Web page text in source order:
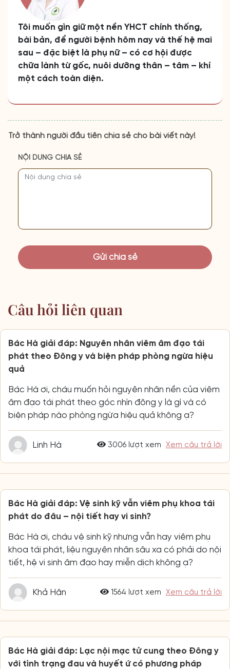
Tôi muốn gìn giữ một nền YHCT chính thống,
bài bản, để người bệnh hôm nay và thế hệ mai
sau – đặc biệt là phụ nữ – có cơ hội được
chữa lành từ gốc, nuôi dưỡng thân – tâm – khí
một cách toàn diện.
Trở thành người đầu tiên chia sẻ cho bài viết này!
NỘI DUNG CHIA SẺ
Câu hỏi liên quan
Bác Hà giải đáp: Nguyên nhân viêm âm đạo tái
phát theo Đông y và biện pháp phòng ngừa hiệu
quả
Bác Hà ơi, cháu muốn hỏi nguyên nhân nền của viêm
âm đạo tái phát theo góc nhìn đông y là gì và có
biện pháp nào phòng ngừa hiệu quả không ạ?
Linh Hà 3006 lượt xem Xem câu trả lời
Bác Hà giải đáp: Vệ sinh kỹ vẫn viêm phụ khoa tái
phát do đâu – nội tiết hay vi sinh?
Bác Hà ơi, cháu vệ sinh kỹ nhưng vẫn hay viêm phụ
khoa tái phát, liệu nguyên nhân sâu xa có phải do nội
tiết, hệ vi sinh âm đạo hay miễn dịch không ạ?
Khả Hân 1564 lượt xem Xem câu trả lời
Bác Hà giải đáp: Lạc nội mạc tử cung theo Đông y
với tình trạng đau và huyết ứ có phương pháp